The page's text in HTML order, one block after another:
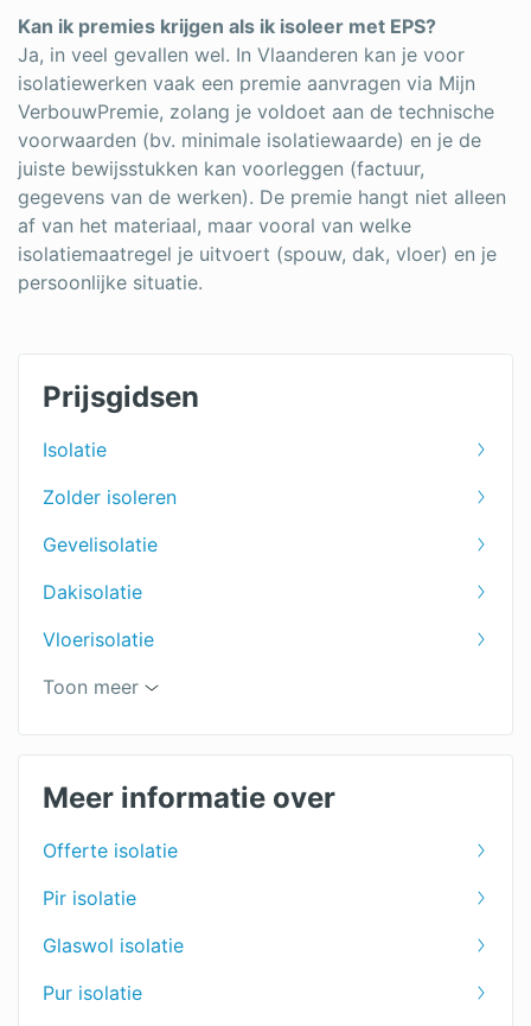
Kan ik premies krijgen als ik isoleer met EPS?
Ja, in veel gevallen wel. In Vlaanderen kan je voor
isolatiewerken vaak een premie aanvragen via Mijn
VerbouwPremie, zolang je voldoet aan de technische
voorwaarden (bv. minimale isolatiewaarde) en je de
juiste bewijsstukken kan voorleggen (factuur,
gegevens van de werken). De premie hangt niet alleen
af van het materiaal, maar vooral van welke
isolatiemaatregel je uitvoert (spouw, dak, vloer) en je
persoonlijke situatie.
Prijsgidsen
Isolatie
Zolder isoleren
Gevelisolatie
Dakisolatie
Vloerisolatie
Spouwmuurisolatie
Toon meer
Meer informatie over
Offerte isolatie
Pir isolatie
Glaswol isolatie
Pur isolatie